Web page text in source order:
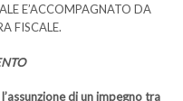
E’ACCOMPAGNATO DA
FISCALE.
di un impegno tra